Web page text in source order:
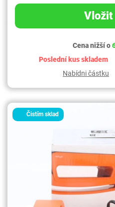
Vložit
Cena nižší o
Poslední kus skladem
Nabídni částku
Čistím sklad